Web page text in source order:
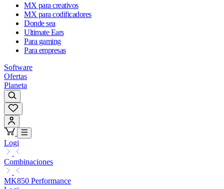
MX para creativos
MX para codificadores
Donde sea
Ultimate Ears
Para gaming
Para empresas
Software
Ofertas
Planeta
Logi
Combinaciones
MK850 Performance